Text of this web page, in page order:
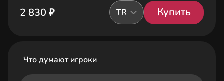
2 830 ₽
TR Купить
Что думают игроки